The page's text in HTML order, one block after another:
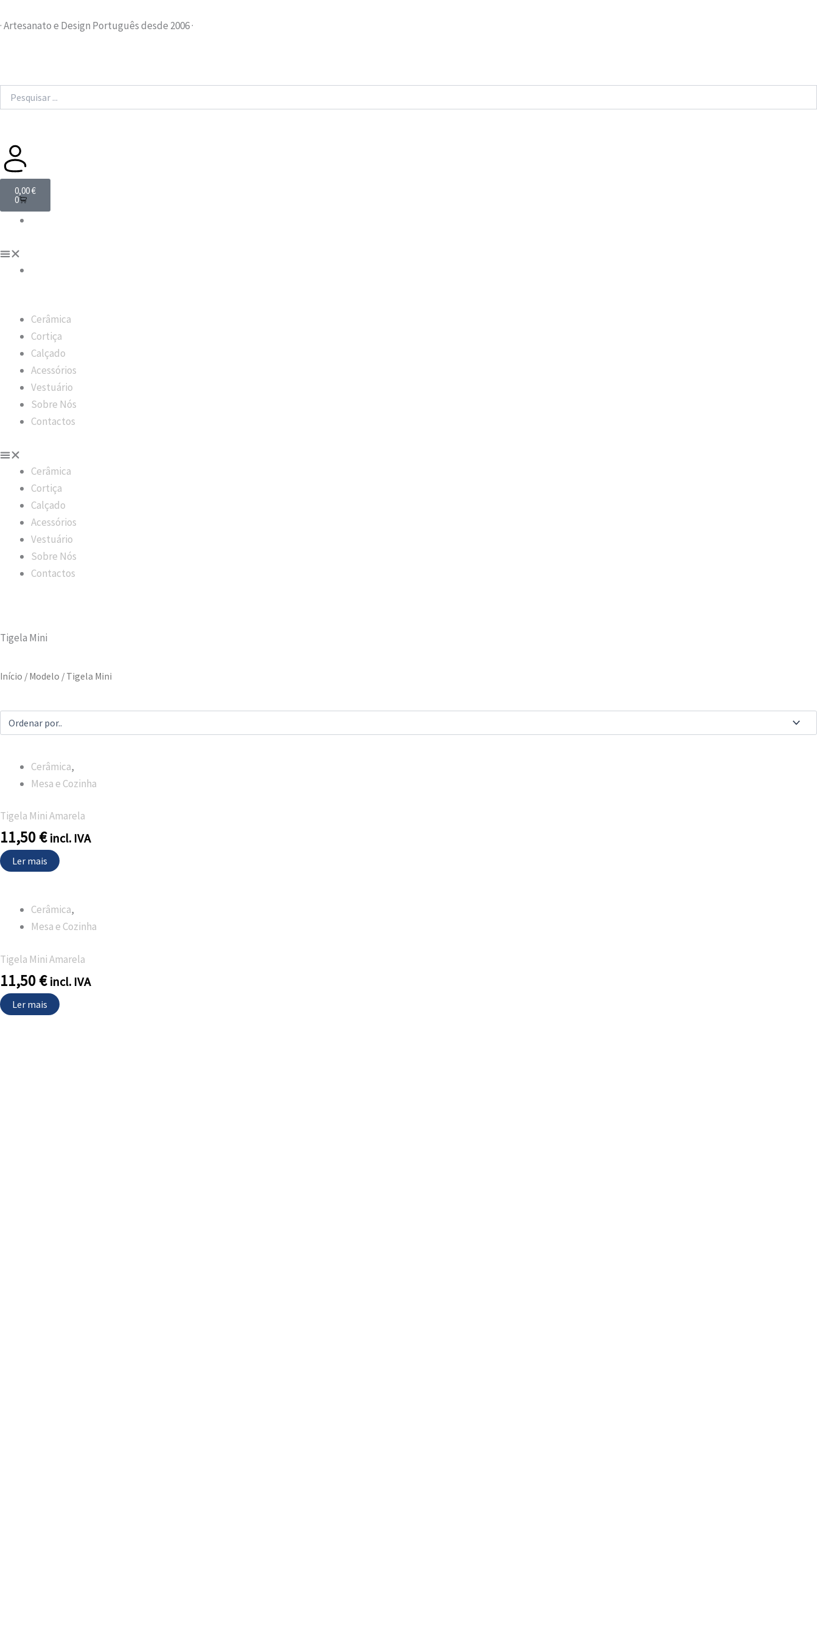
to
· Artesanato e Design Português desde 2006 ·
0,00€
0
Cart
Cerâmica
Cortiça
Calçado
Acessórios
Vestuário
Sobre Nós
Contactos
Cerâmica
Cortiça
Calçado
Acessórios
Vestuário
Sobre Nós
Contactos
Tigela Mini
Início / Modelo / Tigela Mini
Cerâmica,
Mesa e Cozinha
Tigela Mini Amarela
11,50€ incl. IVA
Ler mais
Cerâmica,
Mesa e Cozinha
Tigela Mini Amarela
11,50€ incl. IVA
Ler mais